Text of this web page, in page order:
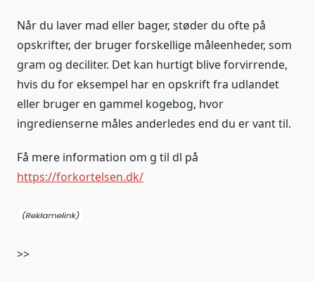
Når du laver mad eller bager, støder du ofte på
opskrifter, der bruger forskellige måleenheder, som
gram og deciliter. Det kan hurtigt blive forvirrende,
hvis du for eksempel har en opskrift fra udlandet
eller bruger en gammel kogebog, hvor
ingredienserne måles anderledes end du er vant til.
Få mere information om g til dl på
https://forkortelsen.dk/
>>